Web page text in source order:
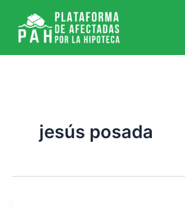
contenido
jesús posada